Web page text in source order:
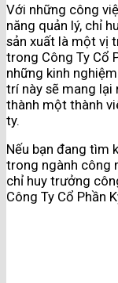
Với những công
năng quản lý, chỉ
sản xuất là một vị
trong Công Ty Cổ
những kinh
trí này sẽ mang lại
thành một thành
ty.
Nếu bạn đang tìm
trong ngành công
chỉ huy trưởng
Công Ty Cổ Phần